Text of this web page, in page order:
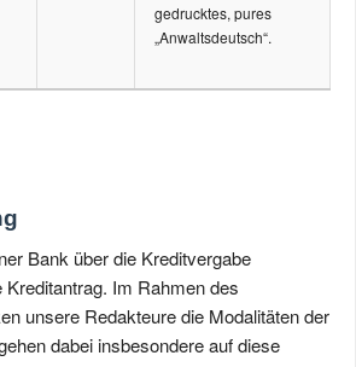
gedrucktes, pures
„Anwaltsdeutsch“.
Bank über die Kreditvergabe
Im Rahmen des
unsere Redakteure die Modalitäten der
dabei insbesondere auf diese